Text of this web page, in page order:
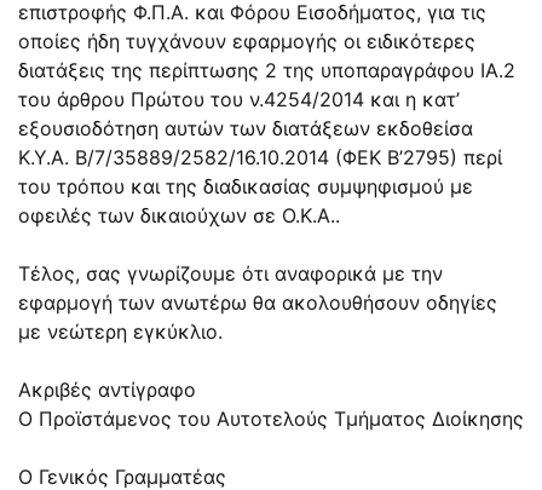
επιστροφής Φ.Π.Α. και Φόρου Εισοδήματος, για τις
οποίες ήδη τυγχάνουν εφαρμογής οι ειδικότερες
διατάξεις της περίπτωσης 2 της υποπαραγράφου ΙΑ.2
του άρθρου Πρώτου του ν.4254/2014 και η κατ’
εξουσιοδότηση αυτών των διατάξεων εκδοθείσα
Κ.Υ.Α. Β/7/35889/2582/16.10.2014 (ΦΕΚ Β’2795) περί
του τρόπου και της διαδικασίας συμψηφισμού με
οφειλές των δικαιούχων σε Ο.Κ.Α..
Τέλος, σας γνωρίζουμε ότι αναφορικά με την
εφαρμογή των ανωτέρω θα ακολουθήσουν οδηγίες
με νεώτερη εγκύκλιο.
Ακριβές αντίγραφο
Ο Προϊστάμενος του Αυτοτελούς Τμήματος Διοίκησης
Ο Γενικός Γραμματέας